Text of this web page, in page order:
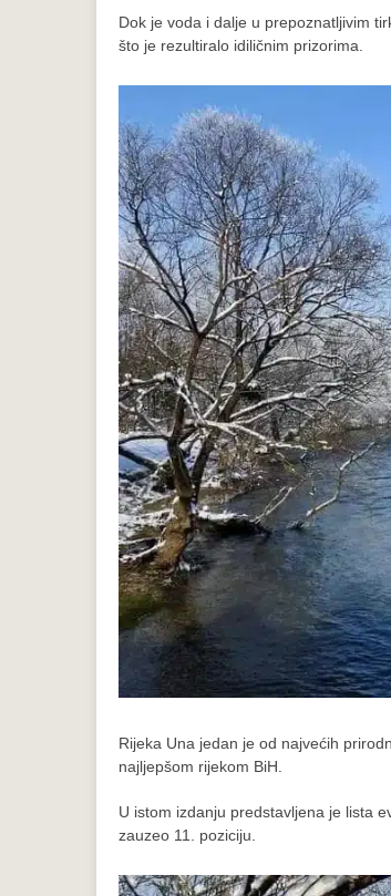
Dok je voda i dalje u prepoznatljivim
što je rezultiralo idiličnim prizorima.
Rijeka Una jedan je od najvećih
najljepšom rijekom BiH.
U istom izdanju predstavljena je lista
zauzeo 11. poziciju.